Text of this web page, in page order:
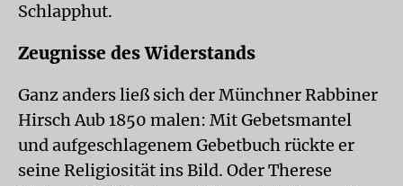
Schlapphut.
Zeugnisse des Widerstands
Ganz anders ließ sich der Münchner Rabbiner
Hirsch Aub 1850 malen: Mit Gebetsmantel
und aufgeschlagenem Gebetbuch rückte er
seine Religiosität ins Bild. Oder Therese